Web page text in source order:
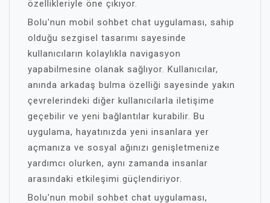
özellikleriyle öne çıkıyor.
Bolu'nun mobil sohbet chat uygulaması, sahip
olduğu sezgisel tasarımı sayesinde
kullanıcıların kolaylıkla navigasyon
yapabilmesine olanak sağlıyor. Kullanıcılar,
anında arkadaş bulma özelliği sayesinde yakın
çevrelerindeki diğer kullanıcılarla iletişime
geçebilir ve yeni bağlantılar kurabilir. Bu
uygulama, hayatınızda yeni insanlara yer
açmanıza ve sosyal ağınızı genişletmenize
yardımcı olurken, aynı zamanda insanlar
arasındaki etkileşimi güçlendiriyor.
Bolu'nun mobil sohbet chat uygulaması,